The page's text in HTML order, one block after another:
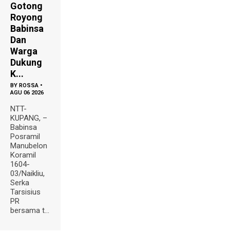
Gotong
Royong
Babinsa
Dan
Warga
Dukung
K...
BY ROSSA •
AGU 06 2026
NTT-
KUPANG, –
Babinsa
Posramil
Manubelon
Koramil
1604-
03/Naikliu,
Serka
Tarsisius
PR
bersama t...